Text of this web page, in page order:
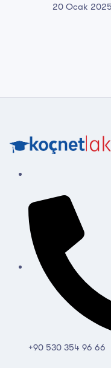
20 Ocak 2025
+90 530 354 96 66